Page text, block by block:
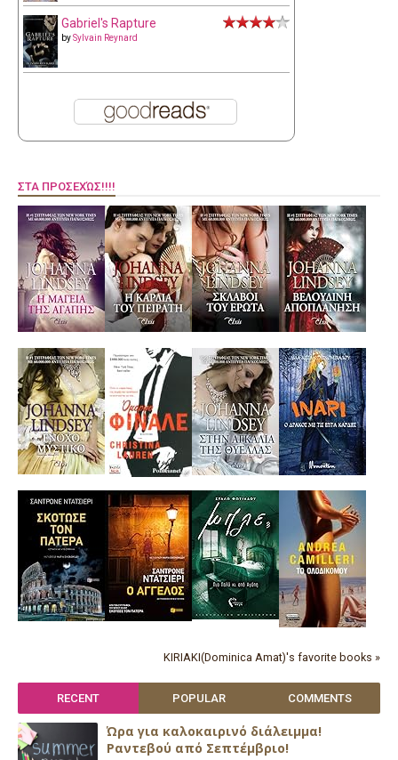
Gabriel's Rapture
bySylvain Reynard
ΣΤΑ ΠΡΟΣΕΧΏΣ!!!!
KIRIAKI(Dominica Amat)'s favorite books »
RECENT POPULAR COMMENTS
Ώρα για καλοκαιρινό διάλειμμα!
Ραντεβού από Σεπτέμβριο!